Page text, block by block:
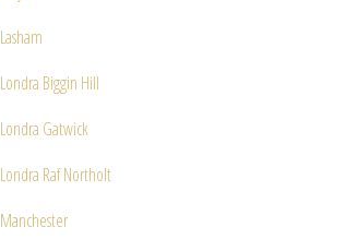
Lasham
Londra Biggin Hill
Londra Gatwick
Londra Raf Northolt
Manchester